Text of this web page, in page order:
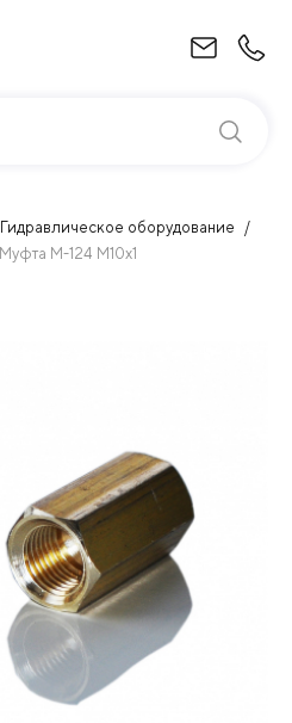
Гидравлическое оборудование
Муфта М-124 М10х1